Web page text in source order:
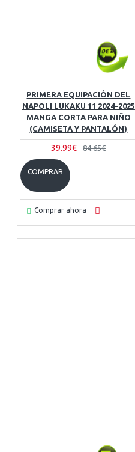
PRIMERA EQUIPACIÓN DEL
NAPOLI LUKAKU 11 2024-2025
MANGA CORTA PARA NIÑO
(CAMISETA Y PANTALÓN)
39.99€ 84.65€
COMPRAR
Comprar ahora